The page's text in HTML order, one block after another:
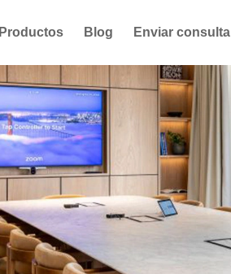
Productos Blog Enviar consulta